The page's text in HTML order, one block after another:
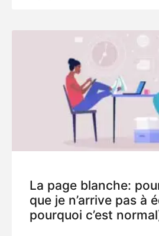
La page blanche:
que je n’arrive pas à
pourquoi c’est